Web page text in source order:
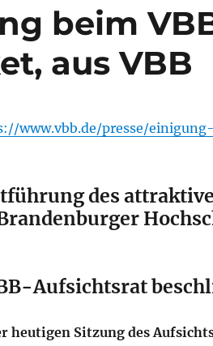
beim
aus VBB
www.vbb.de/presse/
des
Aufsichtsrat
heutigen Sitzung des